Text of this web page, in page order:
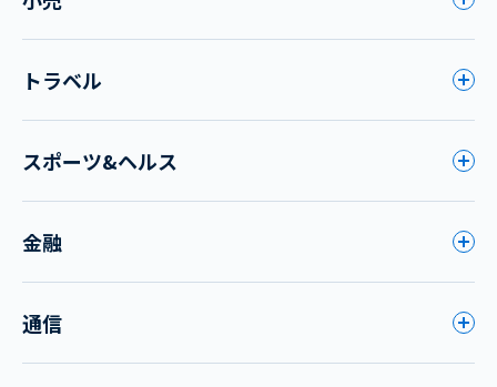
トラベル
スポーツ&ヘルス
金融
通信